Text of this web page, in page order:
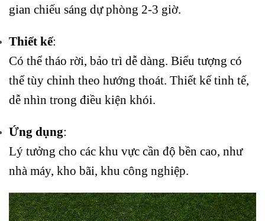
gian chiếu sáng dự phòng 2-3 giờ.
Thiết kế:
Có thể tháo rời, bảo trì dễ dàng. Biểu tượng có
thể tùy chỉnh theo hướng thoát. Thiết kế tinh tế,
dễ nhìn trong điều kiện khói.
Ứng dụng:
Lý tưởng cho các khu vực cần độ bền cao, như
nhà máy, kho bãi, khu công nghiệp.